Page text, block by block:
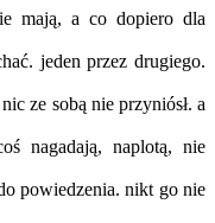
mają, a co dopiero dla
jeden przez drugiego.
ze sobą nie przyniósł. a
nagadają, naplotą, nie
powiedzenia. nikt go nie